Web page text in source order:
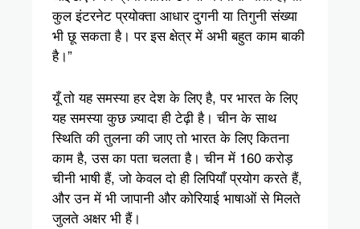
कुल इंटरनेट प्रयोक्ता आधार दुगनी या तिगुनी संख्या
भी छू सकता है। पर इस क्षेत्र में अभी बहुत काम बाकी
है।”
यूँ तो यह समस्या हर देश के लिए है, पर भारत के लिए
यह समस्या कुछ ज़्यादा ही टेढ़ी है। चीन के साथ
स्थिति की तुलना की जाए तो भारत के लिए कितना
काम है, उस का पता चलता है। चीन में 160 करोड़
चीनी भाषी हैं, जो केवल दो ही लिपियाँ प्रयोग करते हैं,
और उन में भी जापानी और कोरियाई भाषाओं से मिलते
जुलते अक्षर भी हैं।